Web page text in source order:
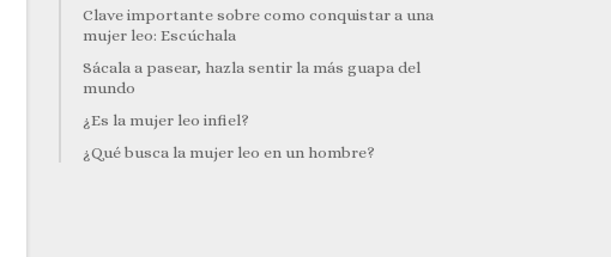
Clave importante sobre como conquistar a una
mujer leo: Escúchala
Sácala a pasear, hazla sentir la más guapa del
mundo
¿Es la mujer leo infiel?
¿Qué busca la mujer leo en un hombre?